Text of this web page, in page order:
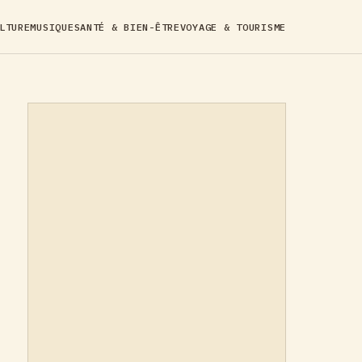
MUSIQUESANTÉ & BIEN-ÊTREVOYAGE & TOURISME